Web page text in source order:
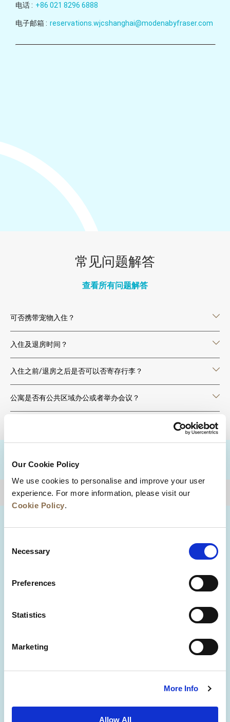
Our Cookie Policy
We use cookies to personalise and improve your user
experience. For more information, please visit our
Cookie Policy.
Selection
Necessary
Preferences
Statistics
Marketing
More Info
Allow All
电话 : +86 021 8296 6888
电子邮箱 : reservations.wjcshanghai@modenabyfraser.com
常见问题解答
查看所有问题解答
可否携带宠物入住？
入住及退房时间？
入住之前/退房之后是否可以否寄存行李？
公寓是否有公共区域办公或者举办会议？
目的地